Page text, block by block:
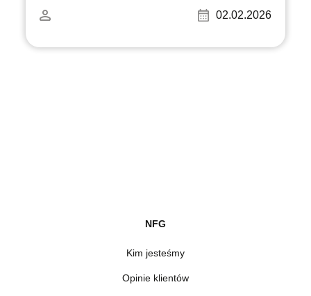
02.02.2026
NFG
Kim jesteśmy
Opinie klientów